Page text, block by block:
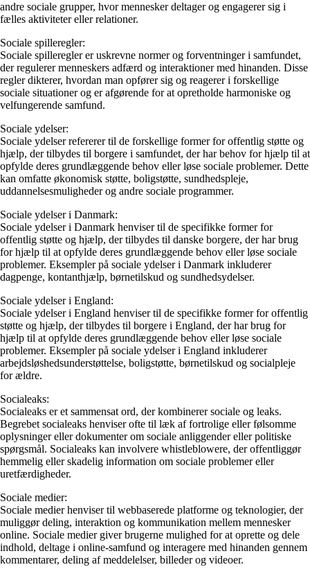
andre sociale grupper, hvor mennesker deltager og engagerer sig i
fælles aktiviteter eller relationer.
Sociale spilleregler:
Sociale spilleregler er uskrevne normer og forventninger i samfundet,
der regulerer menneskers adfærd og interaktioner med hinanden. Disse
regler dikterer, hvordan man opfører sig og reagerer i forskellige
sociale situationer og er afgørende for at opretholde harmoniske og
velfungerende samfund.
Sociale ydelser:
Sociale ydelser refererer til de forskellige former for offentlig støtte og
hjælp, der tilbydes til borgere i samfundet, der har behov for hjælp til at
opfylde deres grundlæggende behov eller løse sociale problemer. Dette
kan omfatte økonomisk støtte, boligstøtte, sundhedspleje,
uddannelsesmuligheder og andre sociale programmer.
Sociale ydelser i Danmark:
Sociale ydelser i Danmark henviser til de specifikke former for
offentlig støtte og hjælp, der tilbydes til danske borgere, der har brug
for hjælp til at opfylde deres grundlæggende behov eller løse sociale
problemer. Eksempler på sociale ydelser i Danmark inkluderer
dagpenge, kontanthjælp, børnetilskud og sundhedsydelser.
Sociale ydelser i England:
Sociale ydelser i England henviser til de specifikke former for offentlig
støtte og hjælp, der tilbydes til borgere i England, der har brug for
hjælp til at opfylde deres grundlæggende behov eller løse sociale
problemer. Eksempler på sociale ydelser i England inkluderer
arbejdsløshedsunderstøttelse, boligstøtte, børnetilskud og socialpleje
for ældre.
Socialeaks:
Socialeaks er et sammensat ord, der kombinerer sociale og leaks.
Begrebet socialeaks henviser ofte til læk af fortrolige eller følsomme
oplysninger eller dokumenter om sociale anliggender eller politiske
spørgsmål. Socialeaks kan involvere whistleblowere, der offentliggør
hemmelig eller skadelig information om sociale problemer eller
uretfærdigheder.
Sociale medier:
Sociale medier henviser til webbaserede platforme og teknologier, der
muliggør deling, interaktion og kommunikation mellem mennesker
online. Sociale medier giver brugerne mulighed for at oprette og dele
indhold, deltage i online-samfund og interagere med hinanden gennem
kommentarer, deling af meddelelser, billeder og videoer.